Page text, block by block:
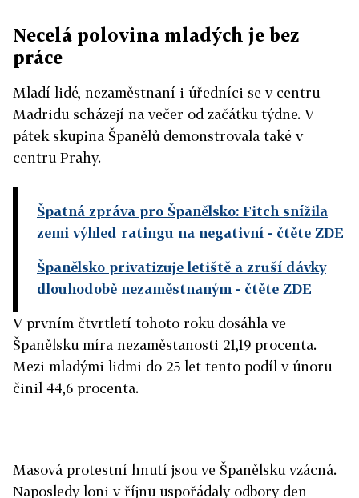
Necelá polovina mladých je bez
práce
Mladí lidé, nezaměstnaní i úředníci se v centru
Madridu scházejí na večer od začátku týdne. V
pátek skupina Španělů demonstrovala také v
centru Prahy.
Špatná zpráva pro Španělsko: Fitch snížila
zemi výhled ratingu na negativní - čtěte ZDE
Španělsko privatizuje letiště a zruší dávky
dlouhodobě nezaměstnaným - čtěte ZDE
V prvním čtvrtletí tohoto roku dosáhla ve
Španělsku míra nezaměstanosti 21,19 procenta.
Mezi mladými lidmi do 25 let tento podíl v únoru
činil 44,6 procenta.
Masová protestní hnutí jsou ve Španělsku vzácná.
Naposledy loni v říjnu uspořádaly odbory den